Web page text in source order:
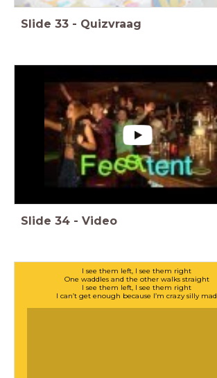
Slide 33 - Quizvraag
Slide 34 - Video
I see them left, I see them right
One waddles and the other walks straight
I see them left, I see them right
I can’t get enough because I’m crazy silly mad